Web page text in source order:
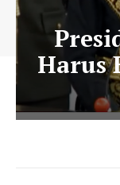
Harus